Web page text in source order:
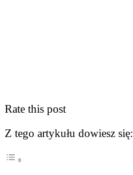
Rate this post
Z tego artykułu dowiesz się: